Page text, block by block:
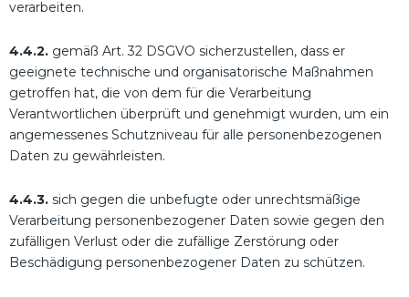
verarbeiten.
4.4.2. gemäß Art. 32 DSGVO sicherzustellen, dass er
geeignete technische und organisatorische Maßnahmen
getroffen hat, die von dem für die Verarbeitung
Verantwortlichen überprüft und genehmigt wurden, um ein
angemessenes Schutzniveau für alle personenbezogenen
Daten zu gewährleisten.
4.4.3. sich gegen die unbefugte oder unrechtsmäßige
Verarbeitung personenbezogener Daten sowie gegen den
zufälligen Verlust oder die zufällige Zerstörung oder
Beschädigung personenbezogener Daten zu schützen.